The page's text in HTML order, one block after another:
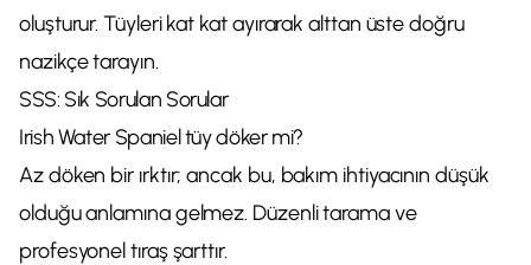
oluşturur. Tüyleri kat kat ayırarak alttan üste doğru
nazikçe tarayın.
SSS: Sık Sorulan Sorular
Irish Water Spaniel tüy döker mi?
Az döken bir ırktır; ancak bu, bakım ihtiyacının düşük
olduğu anlamına gelmez. Düzenli tarama ve
profesyonel tıraş şarttır.